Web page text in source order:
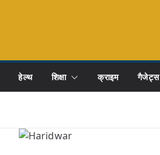
हेल्थ शिक्षा क्राइम गैजेट्स